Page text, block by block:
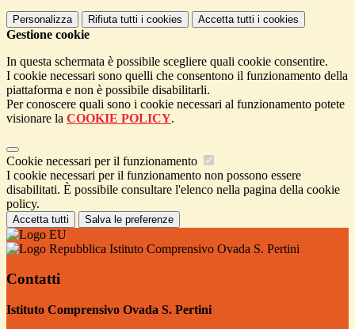
Personalizza Rifiuta tutti i cookies Accetta tutti i cookies
Gestione cookie
In questa schermata è possibile scegliere quali cookie consentire.
I cookie necessari sono quelli che consentono il funzionamento della
piattaforma e non è possibile disabilitarli.
Per conoscere quali sono i cookie necessari al funzionamento potete
visionare la COOKIE POLICY.
Cookie necessari per il funzionamento
I cookie necessari per il funzionamento non possono essere
disabilitati. È possibile consultare l'elenco nella pagina della cookie
policy.
Accetta tutti Salva le preferenze
Istituto Comprensivo Ovada S. Pertini
Contatti
Istituto Comprensivo Ovada S. Pertini